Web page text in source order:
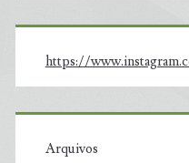
https://
Arquivos